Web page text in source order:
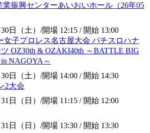
業振興センターあいおいホール（26年05
日（土） /開場 12:15 / 開始 13:00
女子プロレス名古屋大会 パチスロハナ
OZ30th & OZAKI40th ～BATTLE BIG
NAGOYA～
日（土） /開場 14:00 / 開始 14:30
2大会
日（日） /開場 11:15 / 開始 12:00
日（日） /開場 13:30 / 開始 13:30